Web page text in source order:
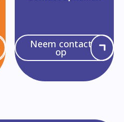
Neem contact
op